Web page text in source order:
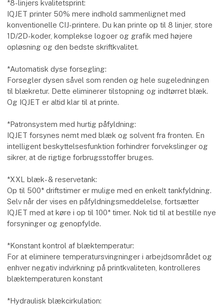
*8-linjers kvalitetsprint:
IQJET printer 50% mere indhold sammenlignet med
konventionelle CIJ-printere. Du kan printe op til 8 linjer, store
1D/2D-koder, komplekse logoer og grafik med højere
opløsning og den bedste skriftkvalitet.
*Automatisk dyse forsegling:
Forsegler dysen såvel som renden og hele sugeledningen
til blækretur. Dette eliminerer tilstopning og indtørret blæk.
Og IQJET er altid klar til at printe.
*Patronsystem med hurtig påfyldning:
IQJET forsynes nemt med blæk og solvent fra fronten. En
intelligent beskyttelsesfunktion forhindrer forvekslinger og
sikrer, at de rigtige forbrugsstoffer bruges.
*XXL blæk- & reservetank:
Op til 500* driftstimer er mulige med en enkelt tankfyldning.
Selv når der vises en påfyldningsmeddelelse, fortsætter
IQJET med at køre i op til 100* timer. Nok tid til at bestille nye
forsyninger og genopfylde.
*Konstant kontrol af blæktemperatur:
For at eliminere temperatursvingninger i arbejdsområdet og
enhver negativ indvirkning på printkvaliteten, kontrolleres
blæktemperaturen konstant
*Hydraulisk blækcirkulation: